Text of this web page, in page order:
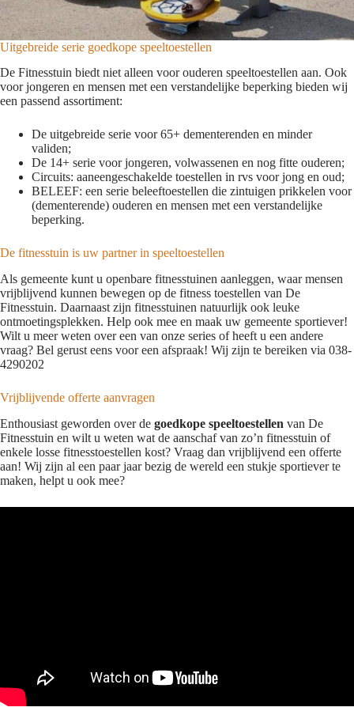
Uitgebreide serie goedkope speeltoestellen
De Fitnesstuin biedt niet alleen voor ouderen speeltoestellen aan. Ook
voor jongeren en mensen met een verstandelijke beperking bieden wij
een passend assortiment:
De uitgebreide serie voor 65+ dementerenden en minder
validen;
De 14+ serie voor jongeren, volwassenen en nog fitte ouderen;
Circuits: aaneengeschakelde toestellen in rvs voor jong en oud;
BELEEF: een serie beleeftoestellen die zintuigen prikkelen voor
(dementerende) ouderen en mensen met een verstandelijke
beperking.
De fitnesstuin is uw partner in speeltoestellen
Als gemeente kunt u openbare fitnesstuinen aanleggen, waar mensen
vrijblijvend kunnen bewegen op de fitness toestellen van De
Fitnesstuin. Daarnaast zijn fitnesstuinen natuurlijk ook leuke
ontmoetingsplekken. Help ook mee en maak uw gemeente sportiever!
Wilt u meer weten over een van onze series of heeft u een andere
vraag? Bel gerust eens voor een afspraak! Wij zijn te bereiken via 038-
4290202
Vrijblijvende offerte aanvragen
Enthousiast geworden over de goedkope speeltoestellen van De
Fitnesstuin en wilt u weten wat de aanschaf van zo’n fitnesstuin of
enkele losse fitnesstoestellen kost? Vraag dan vrijblijvend een offerte
aan! Wij zijn al een paar jaar bezig de wereld een stukje sportiever te
maken, helpt u ook mee?